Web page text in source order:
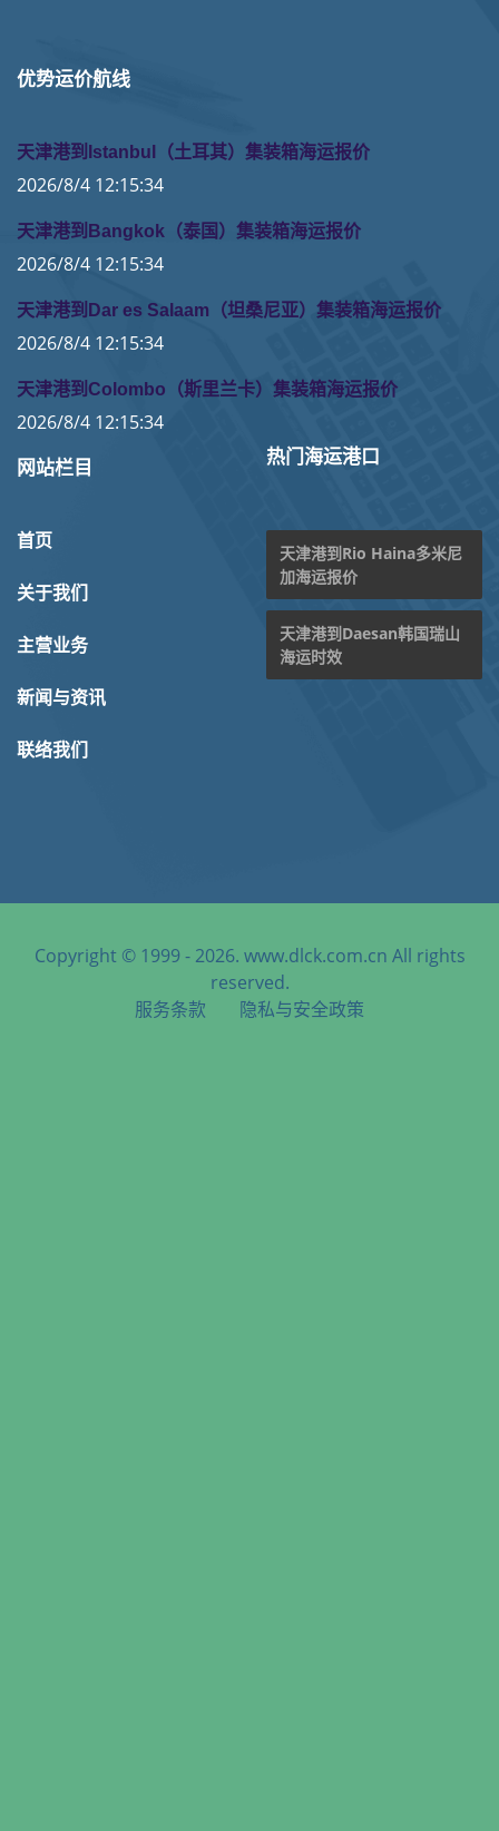
优势运价航线
天津港到Istanbul（土耳其）集装箱海运报价
2026/8/4 12:15:34
天津港到Bangkok（泰国）集装箱海运报价
2026/8/4 12:15:34
天津港到Dar es Salaam（坦桑尼亚）集装箱海运报价
2026/8/4 12:15:34
天津港到Colombo（斯里兰卡）集装箱海运报价
2026/8/4 12:15:34
网站栏目
首页
关于我们
主营业务
新闻与资讯
联络我们
热门海运港口
天津港到Rio Haina多米尼
加海运报价
天津港到Daesan韩国瑞山
海运时效
Copyright © 1999 - 2026. www.dlck.com.cn All rights
reserved.
服务条款
隐私与安全政策